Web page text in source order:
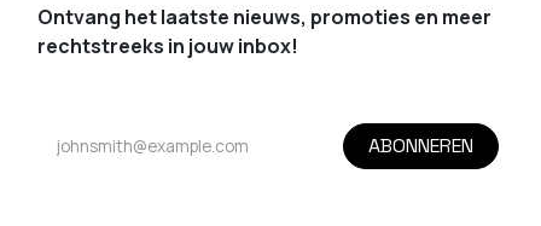
Ontvang het laatste nieuws, promoties en meer
rechtstreeks in jouw inbox!
ABONNEREN